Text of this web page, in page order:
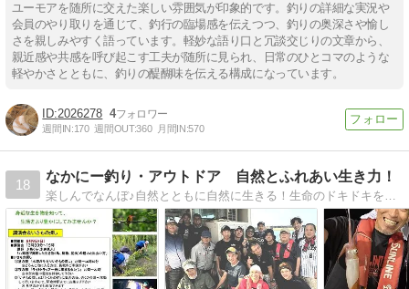
ユーモアを随所に交えた楽しい雰囲気が印象的です。釣りの詳細な実況や
会員のやり取りを通じて、釣行の臨場感を伝えつつ、釣りの奥深さや愉し
さを親しみやすく語っています。軽妙な語り口と冗談交じりの文章から、
親近感や共感を呼び起こす工夫が随所に見られ、日常のひとコマのような
軽やかさとともに、釣りの醍醐味を伝える構成になっています。
2026278 4
週間IN:170 週間OUT:360 月間IN:570
18
なかにー釣り・アウトドア 自然とふれあい生き力！